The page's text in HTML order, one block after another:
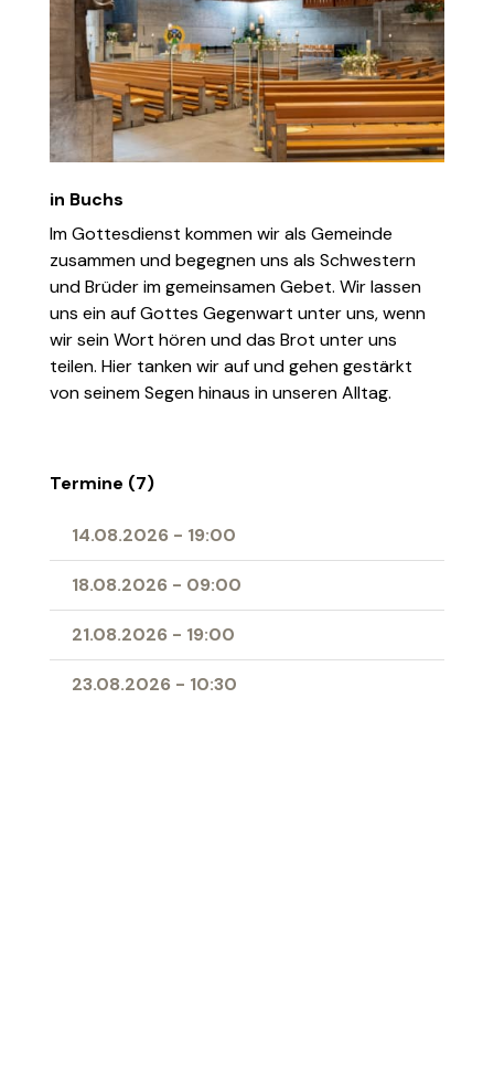
in Buchs
Im Gottesdienst kommen wir als Gemeinde
zusammen und begegnen uns als Schwestern
und Brüder im gemeinsamen Gebet. Wir lassen
uns ein auf Gottes Gegenwart unter uns, wenn
wir sein Wort hören und das Brot unter uns
teilen. Hier tanken wir auf und gehen gestärkt
von seinem Segen hinaus in unseren Alltag.
Termine (7)
14.08.2026 - 19:00
18.08.2026 - 09:00
21.08.2026 - 19:00
23.08.2026 - 10:30